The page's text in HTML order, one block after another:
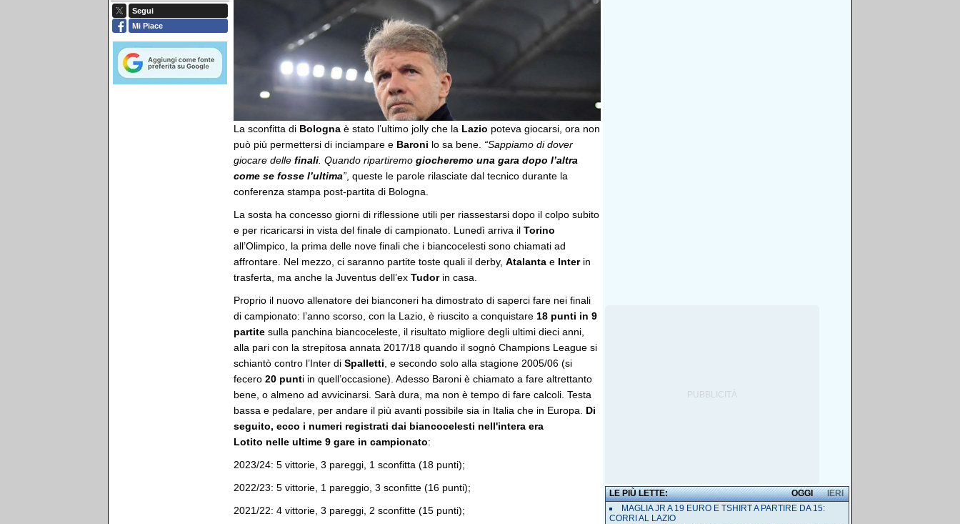
Segui
Mi Piace
La sconfitta di Bologna è stato l’ultimo jolly che la Lazio poteva giocarsi, ora non
può più permettersi di inciampare e Baroni lo sa bene. “Sappiamo di dover
giocare delle finali . Quando ripartiremo giocheremo una gara dopo l’altra
come se fosse l’ultima” , queste le parole rilasciate dal tecnico durante la
conferenza stampa post-partita di Bologna.
La sosta ha concesso giorni di riflessione utili per riassestarsi dopo il colpo subito
e per ricaricarsi in vista del finale di campionato. Lunedì arriva il Torino
all’Olimpico, la prima delle nove finali che i biancocelesti sono chiamati ad
affrontare. Nel mezzo, ci saranno partite toste quali il derby, Atalanta e Interin
trasferta, ma anche la Juventus dell’ex Tudorin casa.
Proprio il nuovo allenatore dei bianconeri ha dimostrato di saperci fare nei finali
di campionato: l’anno scorso, con la Lazio, è riuscito a conquistare 18 punti in 9
partite sulla panchina biancoceleste, il risultato migliore degli ultimi dieci anni,
alla pari con la strepitosa annata 2017/18 quando il sognò Champions League si
schiantò contro l’Inter di Spalletti , e secondo solo alla stagione 2005/06 (si
fecero 20 punti in quell’occasione). Adesso Baroni è chiamato a fare altrettanto
bene, o almeno ad avvicinarsi. Sarà dura, ma non è tempo di fare calcoli. Testa
bassa e pedalare, per andare il più avanti possibile sia in Italia che in Europa. Di
seguito, ecco i numeri registrati dai biancocelesti nell'intera era
Lotito nelle ultime 9 gare in campionato:
2023/24: 5 vittorie, 3 pareggi, 1 sconfitta (18 punti);
2022/23: 5 vittorie, 1 pareggio, 3 sconfitte (16 punti);
2021/22: 4 vittorie, 3 pareggi, 2 sconfitte (15 punti);
LE PIÙ LETTE: IERI
OGGI
MAGLIA JR A 19 EURO E TSHIRT A PARTIRE DA 15:
CORRI AL LAZIO